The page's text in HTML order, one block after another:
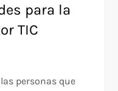
para la
TIC
personas que